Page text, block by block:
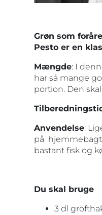
Grøn som
Pesto er en
Mængde: I
har så mange
portion. Den
Anvendelse:
på hjemmebagt
bastant fisk og
Du skal bruge
3 dl